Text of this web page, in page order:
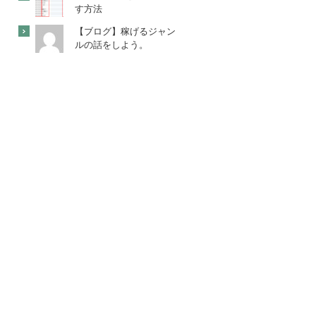
す方法
【ブログ】稼げるジャン
ルの話をしよう。